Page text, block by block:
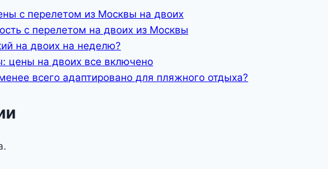
с перелетом из Москвы на двоих
с перелетом на двоих из Москвы
на двоих на неделю?
цены на двоих все включено
всего адаптировано для пляжного отдыха?